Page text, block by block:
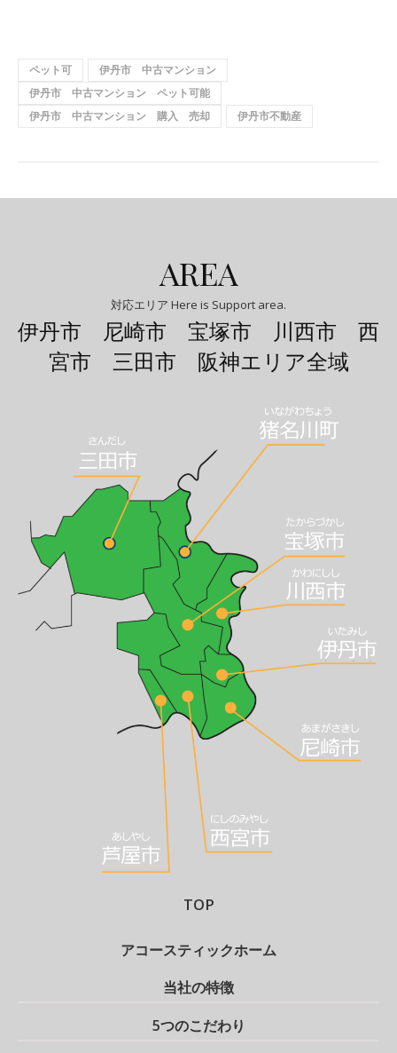
ペット可
伊丹市 中古マンション
伊丹市 中古マンション ペット可能
伊丹市 中古マンション 購入 売却
伊丹市不動産
AREA
対応エリア Here is Support area.
伊丹市 尼崎市 宝塚市 川西市 西
宮市 三田市 阪神エリア全域
TOP
アコースティックホーム
当社の特徴
5つのこだわり